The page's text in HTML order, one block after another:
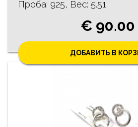
Проба: 925, Bес: 5.51
€ 90.00
ДОБАВИТЬ В